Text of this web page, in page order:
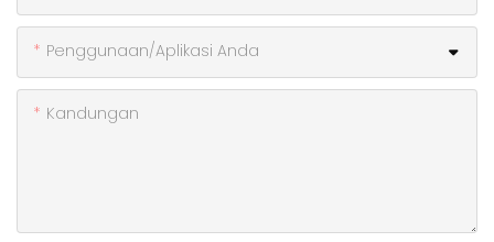
Penggunaan/Aplikasi Anda
Kandungan